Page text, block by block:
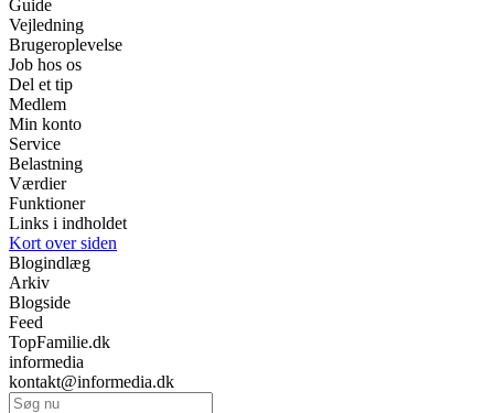
Guide
Vejledning
Brugeroplevelse
Job hos os
Del et tip
Medlem
Min konto
Service
Belastning
Værdier
Funktioner
Links i indholdet
Kort over siden
Blogindlæg
Arkiv
Blogside
Feed
TopFamilie.dk
informedia
kontakt@informedia.dk